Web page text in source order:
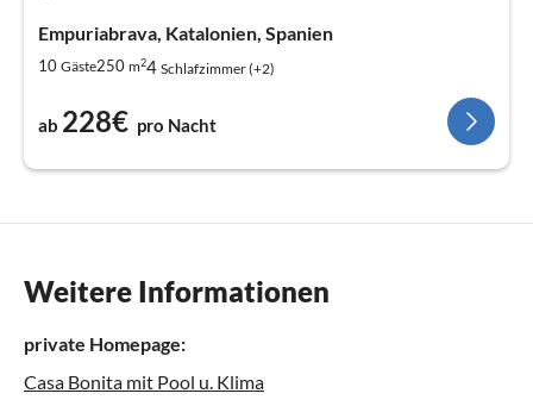
Empuriabrava, Katalonien, Spanien
10 Gäste250 m24 Schlafzimmer (+2)
ab 228€ pro Nacht
Weitere Informationen
private Homepage:
Casa Bonita mit Pool u. Klima